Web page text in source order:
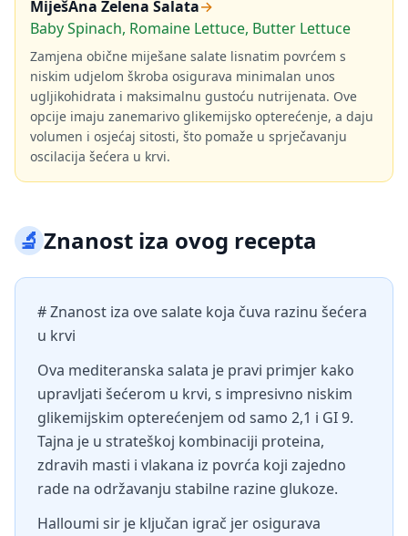
MiješAna Zelena Salata→
Baby Spinach, Romaine Lettuce, Butter Lettuce
Zamjena obične miješane salate lisnatim povrćem s
niskim udjelom škroba osigurava minimalan unos
ugljikohidrata i maksimalnu gustoću nutrijenata. Ove
opcije imaju zanemarivo glikemijsko opterećenje, a daju
volumen i osjećaj sitosti, što pomaže u sprječavanju
oscilacija šećera u krvi.
🔬Znanost iza ovog recepta
# Znanost iza ove salate koja čuva razinu šećera
u krvi
Ova mediteranska salata je pravi primjer kako
upravljati šećerom u krvi, s impresivno niskim
glikemijskim opterećenjem od samo 2,1 i GI 9.
Tajna je u strateškoj kombinaciji proteina,
zdravih masti i vlakana iz povrća koji zajedno
rade na održavanju stabilne razine glukoze.
Halloumi sir je ključan igrač jer osigurava